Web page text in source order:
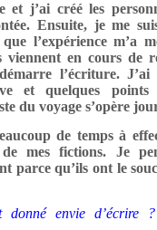
j’ai créé les
Ensuite, je me
l’expérience m’a
viennent en cours de
l’écriture.
et quelques
du voyage s’opère
de temps à
mes fictions. Je
parce qu’ils ont le
donné envie d’écrire